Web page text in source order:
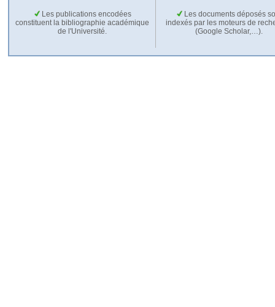
Les publications encodées
constituent la bibliographie académique
de l'Université.
Les documents déposés
indexés par les moteurs de
(Google Scholar,…).